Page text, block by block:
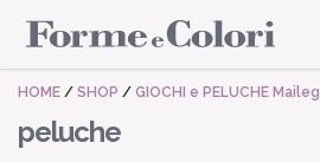
HOME / SHOP / GIOCHI e PELUCHE Maileg
peluche